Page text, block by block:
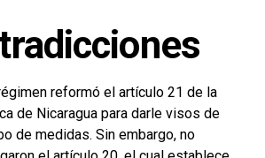
reformó el artículo 21 de la
de Nicaragua para darle visos de
de medidas. Sin embargo, no